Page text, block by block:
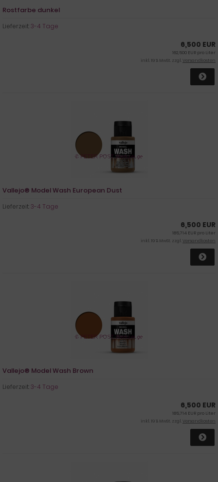
Rostfarbe dunkel
Lieferzeit:3-4 Tage
6,500 EUR
162,500 EUR pro Liter
inkl. 19 % MwSt. zzgl.Versandkosten
Vallejo® Model Wash European Dust
Lieferzeit:3-4 Tage
6,500 EUR
185,714 EUR pro Liter
inkl. 19 % MwSt. zzgl.Versandkosten
Vallejo® Model Wash Brown
Lieferzeit:3-4 Tage
6,500 EUR
185,714 EUR pro Liter
inkl. 19 % MwSt. zzgl.Versandkosten